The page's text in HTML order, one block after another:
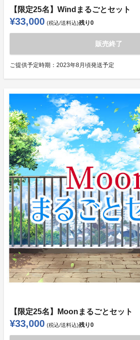
【限定25名】Windまるごとセット
¥33,000 (税込/送料込)残り0
販売終了
ご提供予定時期： 2023年8月頃発送予定
【限定25名】Moonまるごとセット
¥33,000 (税込/送料込)残り0